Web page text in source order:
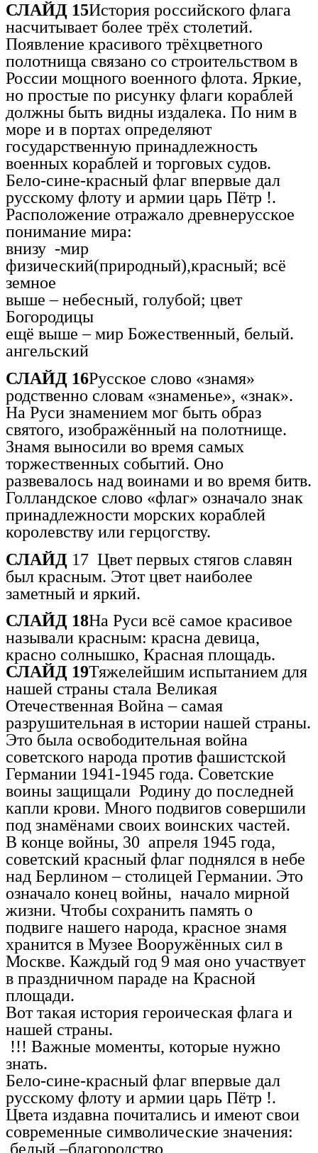
СЛАЙД 15История российского флага
насчитывает более трёх столетий.
Появление красивого трёхцветного
полотнища связано со строительством в
России мощного военного флота. Яркие,
но простые по рисунку флаги кораблей
должны быть видны издалека. По ним в
море и в портах определяют
государственную принадлежность
военных кораблей и торговых судов.
Бело-сине-красный флаг впервые дал
русскому флоту и армии царь Пётр !.
Расположение отражало древнерусское
понимание мира:
внизу -мир
физический(природный),красный; всё
земное
выше – небесный, голубой; цвет
Богородицы
ещё выше – мир Божественный, белый.
ангельский
СЛАЙД 16Русское слово «знамя»
родственно словам «знаменье», «знак».
На Руси знамением мог быть образ
святого, изображённый на полотнище.
Знамя выносили во время самых
торжественных событий. Оно
развевалось над воинами и во время битв.
Голландское слово «флаг» означало знак
принадлежности морских кораблей
королевству или герцогству.
СЛАЙД 17 Цвет первых стягов славян
был красным. Этот цвет наиболее
заметный и яркий.
СЛАЙД 18На Руси всё самое красивое
называли красным: красна девица,
красно солнышко, Красная площадь.
СЛАЙД 19Тяжелейшим испытанием для
нашей страны стала Великая
Отечественная Война – самая
разрушительная в истории нашей страны.
Это была освободительная война
советского народа против фашистской
Германии 1941-1945 года. Советские
воины защищали Родину до последней
капли крови. Много подвигов совершили
под знамёнами своих воинских частей.
В конце войны, 30 апреля 1945 года,
советский красный флаг поднялся в небе
над Берлином – столицей Германии. Это
означало конец войны, начало мирной
жизни. Чтобы сохранить память о
подвиге нашего народа, красное знамя
хранится в Музее Вооружённых сил в
Москве. Каждый год 9 мая оно участвует
в праздничном параде на Красной
площади.
Вот такая история героическая флага и
нашей страны.
!!! Важные моменты, которые нужно
знать.
Бело-сине-красный флаг впервые дал
русскому флоту и армии царь Пётр !.
Цвета издавна почитались и имеют свои
современные символические значения:
белый –благородство